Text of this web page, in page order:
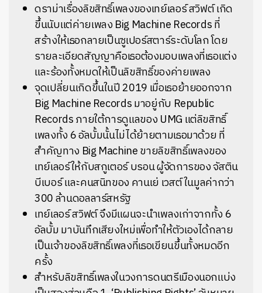
ดราม่าเรื่องลิขสิทธิ์เพลงของเทย์เลอร์ สวิฟต์ เกิด
ขึ้นนับแต่ค่ายเพลง Big Machine Records ที่
สร้างให้เธอกลายเป็นซูเปอร์สตาร์ระดับโลก โดย
รายละเอียดสัญญาคือเธอต้องมอบเพลงที่เธอแต่ง
และร้องทั้งหมดให้เป็นลิขสิทธิ์ของค่ายเพลง
จุดเปลี่ยนเกิดขึ้นในปี 2019 เมื่อเธอย้ายออกจาก
Big Machine Records มาอยู่กับ Republic
Records ภายใต้การดูแลของ UMG แต่ลิขสิทธิ์
เพลงทั้ง 6 อัลบั้มนั้นไม่ได้ย้ายตามเธอมาด้วย ที่
สำคัญทาง Big Machine ขายลิขสิทธิ์เพลงของ
เทย์เลอร์ให้กับสกูเตอร์ บรอน ผู้จัดการของ จัสติน
บีเบอร์ และคนสนิทของ คานเย่ เวสต์ ในมูลค่ากว่า
300 ล้านดอลลาร์สหรัฐ
เทย์เลอร์ สวิฟต์ จึงมีแผนจะนำเพลงเก่าจากทั้ง 6
อัลบั้ม มาบันทึกเสียงใหม่เพื่อทำให้ตัวเองได้กลาย
เป็นเจ้าของลิขสิทธิ์เพลงที่เธอเขียนขึ้นทั้งหมดอีก
ครั้ง
สำหรับลิขสิทธิ์เพลงในวงการดนตรีเมืองนอกแบ่ง